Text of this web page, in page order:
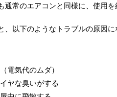
通常のエアコンと同様に、使用を
、以下のようなトラブルの原因に
電気代のムダ）
ヤな臭いがする